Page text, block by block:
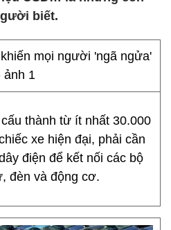
biết.
thành từ ít nhất 30.000
xe hiện đại, phải cần
điện để kết nối các bộ
đèn và động cơ.